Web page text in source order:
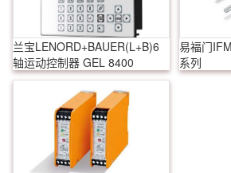
兰宝LENORD+BAUER(L+B)6
轴运动控制器 GEL 8400
易福门
系列